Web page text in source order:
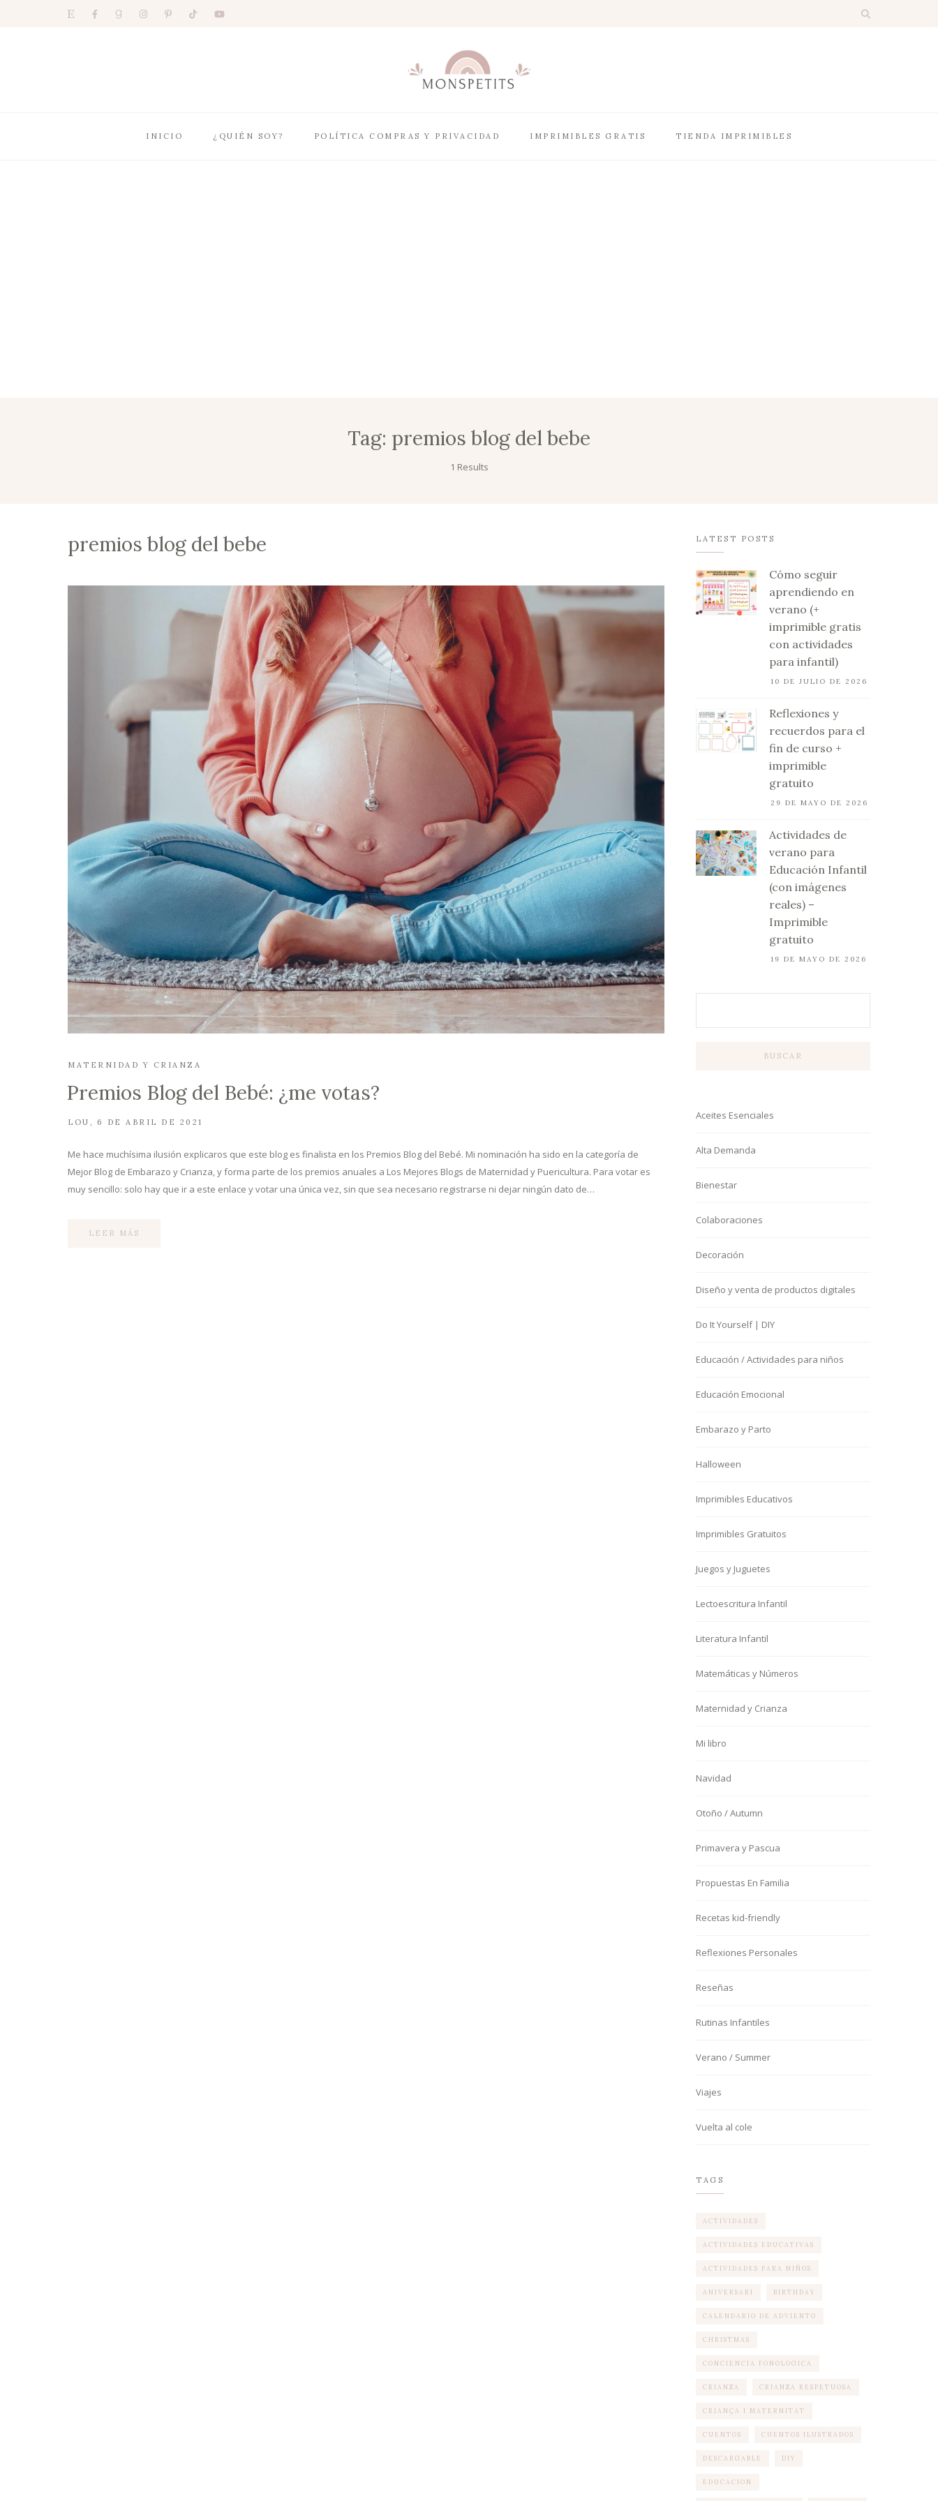
INICIO ¿QUIÉN SOY? POLÍTICA COMPRAS Y PRIVACIDAD IMPRIMIBLES GRATIS TIENDA IMPRIMIBLES
Tag: premios blog del bebe
1 Results
premios blog del bebe
MATERNIDAD Y CRIANZA
Premios Blog del Bebé: ¿me votas?
LOU 6 DE ABRIL DE 2021
Me hace muchísima ilusión explicaros que este blog es finalista en los Premios Blog del Bebé. Mi nominación ha sido en la categoría de
Mejor Blog de Embarazo y Crianza, y forma parte de los premios anuales a Los Mejores Blogs de Maternidad y Puericultura. Para votar es
muy sencillo: solo hay que ir a este enlace y votar una única vez, sin que sea necesario registrarse ni dejar ningún dato de…
LEER MÁS
LATEST POSTS
Cómo seguir
aprendiendo en
verano (+
imprimible gratis
con actividades
para infantil)
10 DE JULIO DE 2026
Reflexiones y
recuerdos para el
fin de curso +
imprimible
gratuito
29 DE MAYO DE 2026
Actividades de
verano para
Educación Infantil
(con imágenes
reales) –
Imprimible
gratuito
19 DE MAYO DE 2026
BUSCAR
Aceites Esenciales
Alta Demanda
Bienestar
Colaboraciones
Decoración
Diseño y venta de productos digitales
Do It Yourself | DIY
Educación / Actividades para niños
Educación Emocional
Embarazo y Parto
Halloween
Imprimibles Educativos
Imprimibles Gratuitos
Juegos y Juguetes
Lectoescritura Infantil
Literatura Infantil
Matemáticas y Números
Maternidad y Crianza
Mi libro
Navidad
Otoño / Autumn
Primavera y Pascua
Propuestas En Familia
Recetas kid-friendly
Reflexiones Personales
Reseñas
Rutinas Infantiles
Verano / Summer
Viajes
Vuelta al cole
TAGS
ACTIVIDADES
ACTIVIDADES EDUCATIVAS
ACTIVIDADES PARA NIÑOS
ANIVERSARI BIRTHDAY
CALENDARIO DE ADVIENTO
CHRISTMAS
CONCIENCIA FONOLOGICA
CRIANZA CRIANZA RESPETUOSA
CRIANÇA I MATERNITAT
CUENTOS CUENTOS ILUSTRADOS
DESCARGABLE DIY
EDUCACION